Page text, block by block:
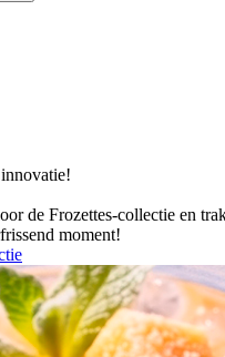
de Frozettes-collectie en
moment!